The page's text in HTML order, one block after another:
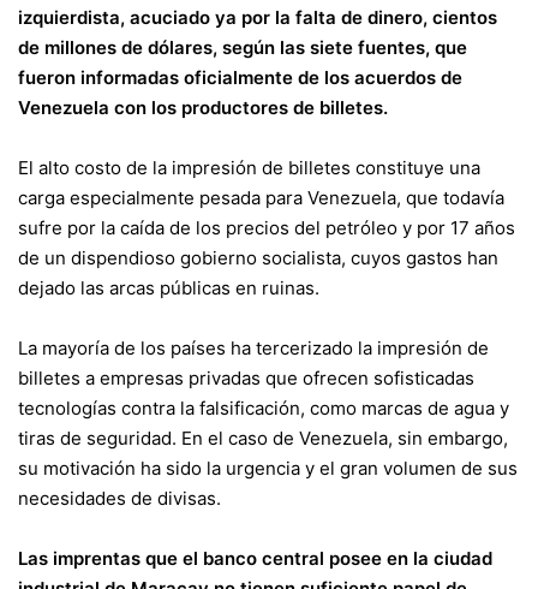
izquierdista, acuciado ya por la falta de dinero, cientos
de millones de dólares, según las siete fuentes, que
fueron informadas oficialmente de los acuerdos de
Venezuela con los productores de billetes.
El alto costo de la impresión de billetes constituye una
carga especialmente pesada para Venezuela, que todavía
sufre por la caída de los precios del petróleo y por 17 años
de un dispendioso gobierno socialista, cuyos gastos han
dejado las arcas públicas en ruinas.
La mayoría de los países ha tercerizado la impresión de
billetes a empresas privadas que ofrecen sofisticadas
tecnologías contra la falsificación, como marcas de agua y
tiras de seguridad. En el caso de Venezuela, sin embargo,
su motivación ha sido la urgencia y el gran volumen de sus
necesidades de divisas.
Las imprentas que el banco central posee en la ciudad